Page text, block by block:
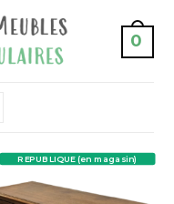
0
REPUBLIQUE (en magasin)